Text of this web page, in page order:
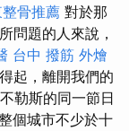
骨推薦 對於那
問題的人來說，
台中 撥筋 外燴
起，離開我們的
勒斯的同一節日
個城市不少於十